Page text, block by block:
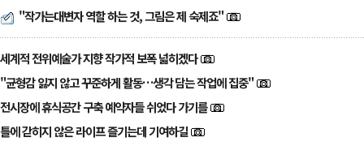
"작가는대변자 역할 하는 것, 그림은 제 숙제죠"
세계적 전위예술가 지향 작가적 보폭 넓히겠다
"균형감 잃지 않고 꾸준하게 활동…생각 담는 작업에 집중"
전시장에 휴식공간 구축 예약자들 쉬었다 가기를
틀에 갇히지 않은 라이프 즐기는데 기여하길